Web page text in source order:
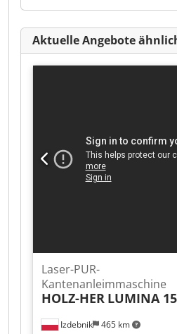
Aktuelle Angebote
Izdebnik 465 km
Laser-PUR-
Kantenanleimmaschine
HOLZ-HER LUMINA